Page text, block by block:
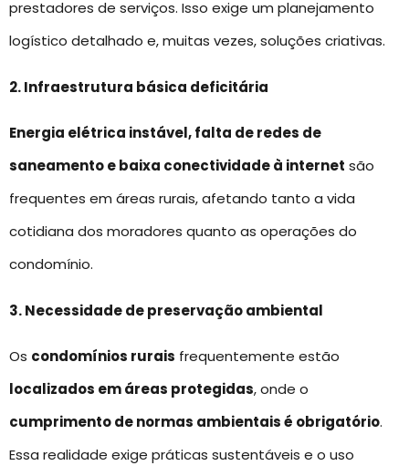
prestadores de serviços. Isso exige um planejamento
logístico detalhado e, muitas vezes, soluções criativas.
2. Infraestrutura básica deficitária
Energia elétrica instável, falta de redes de
saneamento e baixa conectividade à internet são
frequentes em áreas rurais, afetando tanto a vida
cotidiana dos moradores quanto as operações do
condomínio.
3. Necessidade de preservação ambiental
Os condomínios rurais frequentemente estão
localizados em áreas protegidas, onde o
cumprimento de normas ambientais é obrigatório.
Essa realidade exige práticas sustentáveis e o uso